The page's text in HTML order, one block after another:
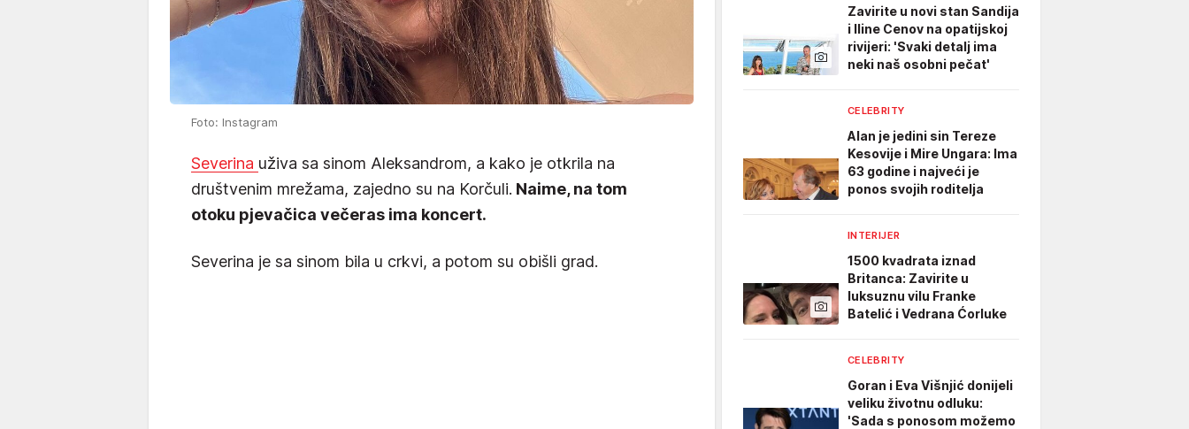
Foto: Instagram
Severina uživa sa sinom Aleksandrom, a kako je otkrila na
društvenim mrežama, zajedno su na Korčuli. Naime, na tom
otoku pjevačica večeras ima koncert.
Severina je sa sinom bila u crkvi, a potom su obišli grad.
Zavirite u novi stan Sandija
i Iline Cenov na opatijskoj
rivijeri: 'Svaki detalj ima
neki naš osobni pečat'
CELEBRITY
Alan je jedini sin Tereze
Kesovije i Mire Ungara: Ima
63 godine i najveći je
ponos svojih roditelja
INTERIJER
1500 kvadrata iznad
Britanca: Zavirite u
luksuznu vilu Franke
Batelić i Vedrana Ćorluke
CELEBRITY
Goran i Eva Višnjić donijeli
veliku životnu odluku:
'Sada s ponosom možemo